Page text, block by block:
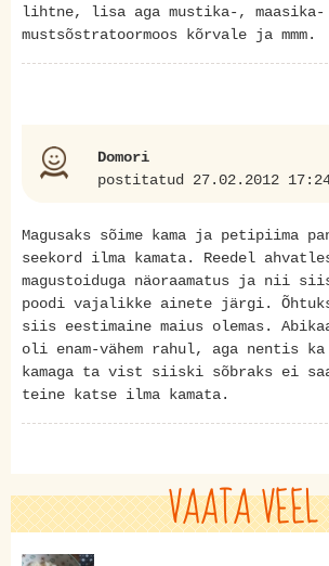
lihtne, lisa aga mustika-,
mustsõstratoormoos kõrvale ja mmm.
Domori
postitatud 27.02.2012
Magusaks sõime kama ja petipiima
seekord ilma kamata. Reedel
magustoiduga näoraamatus ja nii
poodi vajalikke ainete järgi.
siis eestimaine maius olemas.
oli enam-vähem rahul, aga nentis
kamaga ta vist siiski sõbraks ei
teine katse ilma kamata.
VAATA VEEL